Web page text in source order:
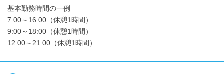
基本勤務時間の一例
7:00～16:00（休憩1時間）
9:00～18:00（休憩1時間）
12:00～21:00（休憩1時間）